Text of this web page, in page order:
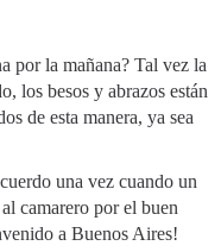
por la mañana? Tal vez la
los besos y abrazos están
de esta manera, ya sea
una vez cuando un
camarero por el buen
a Buenos Aires!